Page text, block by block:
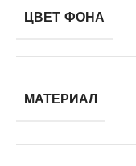
ЦВЕТ ФОНА
МАТЕРИАЛ